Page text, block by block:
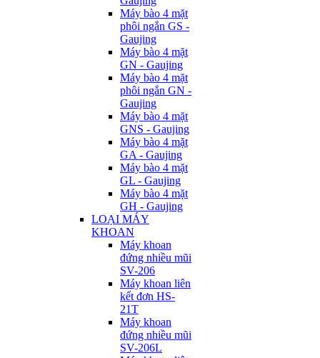
Máy bào 4 mặt
phôi ngắn GS -
Gaujing
Máy bào 4 mặt
GN - Gaujing
Máy bào 4 mặt
phôi ngắn GN -
Gaujing
Máy bào 4 mặt
GNS - Gaujing
Máy bào 4 mặt
GA - Gaujing
Máy bào 4 mặt
GL - Gaujing
Máy bào 4 mặt
GH - Gaujing
LOẠI MÁY
KHOAN
Máy khoan
đứng nhiều mũi
SV-206
Máy khoan liên
kết đơn HS-
21T
Máy khoan
đứng nhiều mũi
SV-206L